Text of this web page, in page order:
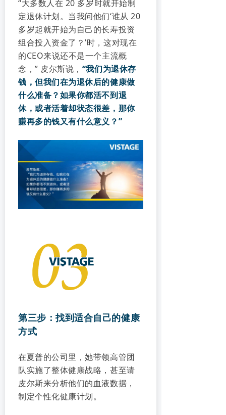
“大多数人在 20 多岁时就开始制
定退休计划。当我问他们‘谁从 20
多岁起就开始为自己的长寿投资
组合投入资金了？’时，这对现在
的CEO来说还不是一个主流概
念，” 皮尔斯说， “我们为退休存
钱，但我们在为退休后的健康做
什么准备？如果你都活不到退
休，或者活着却状态很差，那你
赚再多的钱又有什么意义？”
第三步：找到适合自己的健康
方式
在夏普的公司里，她带领高管团
队实施了整体健康战略，甚至请
皮尔斯来分析他们的血液数据，
制定个性化健康计划。